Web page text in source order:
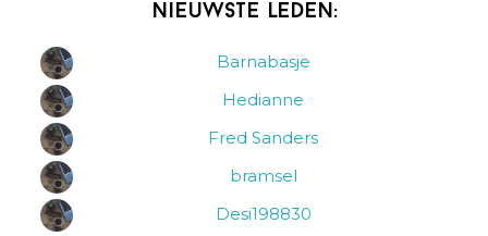
Nieuwste leden:
Barnabasje
Hedianne
Fred Sanders
bramsel
Desi198830